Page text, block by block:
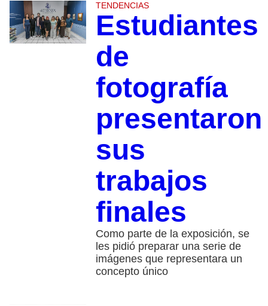
TENDENCIAS
Estudiantes
de
fotografía
presentaron
sus
trabajos
finales
Como parte de la exposición, se
les pidió preparar una serie de
imágenes que representara un
concepto único